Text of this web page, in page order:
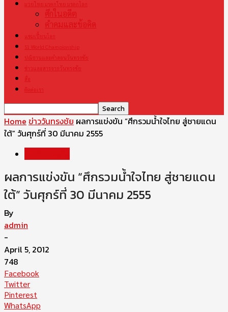
มวยไทย มรดกไทย มรดกโลก
ศึกในอดีต
คำคมและข้อคิด
แชมเปี้ยนโลก
S1 World Championship
ปณิธานและคำสอนวันทรงชัย
ข่าวและสารจากวันทรงชัย
สื่อ
ติดต่อเรา
Home ข่าววันทรงชัย ผลการแข่งขัน “ศึกรวมน้ำใจไทย สู่ชายแดน
ใต้” วันศุกร์ที่ 30 มีนาคม 2555
ผลการแข่งขัน “ศึกรวมน้ำใจไทย สู่ชายแดน
ใต้” วันศุกร์ที่ 30 มีนาคม 2555
By
admin
-
April 5, 2012
748
Facebook
Twitter
Pinterest
WhatsApp